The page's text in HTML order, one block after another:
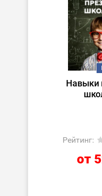
Навыки
Рейтинг:
от